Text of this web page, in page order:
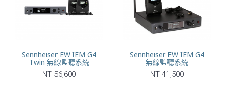
Sennheiser EW IEM G4
Twin 無線監聽系統
NT 56,600
Sennheiser EW IEM G4
無線監聽系統
NT 41,500